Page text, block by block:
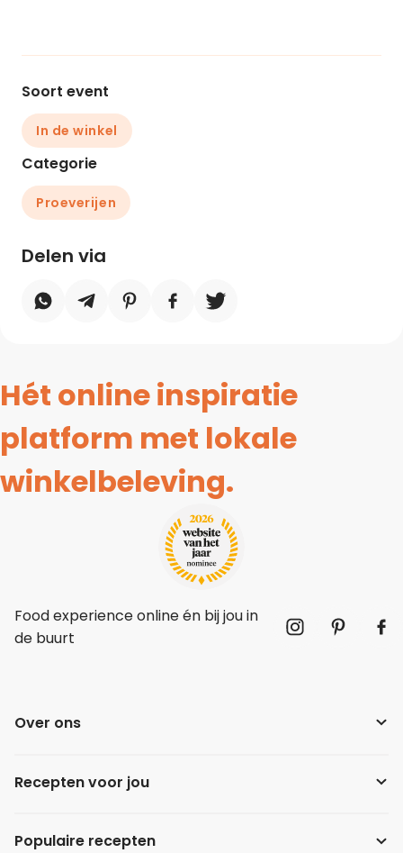
Soort event
In de winkel
Categorie
Proeverijen
Delen via
Hét online inspiratie
platform met lokale
winkelbeleving.
Food experience online én bij jou in
de buurt
Over ons
Recepten voor jou
Populaire recepten